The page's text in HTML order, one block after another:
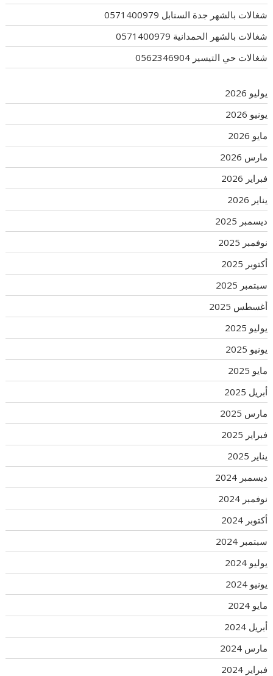
شغالات بالشهر جدة السنابل 0571400979
شغالات بالشهر الحمدانية 0571400979
شغالات حي التيسير 0562346904
يوليو 2026
يونيو 2026
مايو 2026
مارس 2026
فبراير 2026
يناير 2026
ديسمبر 2025
نوفمبر 2025
أكتوبر 2025
سبتمبر 2025
أغسطس 2025
يوليو 2025
يونيو 2025
مايو 2025
أبريل 2025
مارس 2025
فبراير 2025
يناير 2025
ديسمبر 2024
نوفمبر 2024
أكتوبر 2024
سبتمبر 2024
يوليو 2024
يونيو 2024
مايو 2024
أبريل 2024
مارس 2024
فبراير 2024